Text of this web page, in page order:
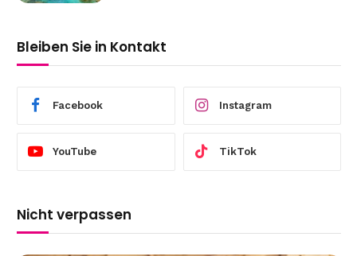
Bleiben Sie in Kontakt
Facebook Instagram
YouTube TikTok
Nicht verpassen